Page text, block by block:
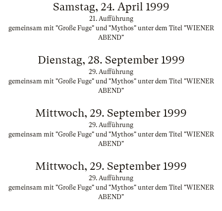
Samstag, 24. April 1999
21. Aufführung
gemeinsam mit "Große Fuge" und "Mythos" unter dem Titel "WIENER
ABEND"
Dienstag, 28. September 1999
29. Aufführung
gemeinsam mit "Große Fuge" und "Mythos" unter dem Titel "WIENER
ABEND"
Mittwoch, 29. September 1999
29. Aufführung
gemeinsam mit "Große Fuge" und "Mythos" unter dem Titel "WIENER
ABEND"
Mittwoch, 29. September 1999
29. Aufführung
gemeinsam mit "Große Fuge" und "Mythos" unter dem Titel "WIENER
ABEND"